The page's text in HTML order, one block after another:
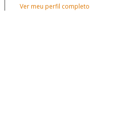
Ver meu perfil completo